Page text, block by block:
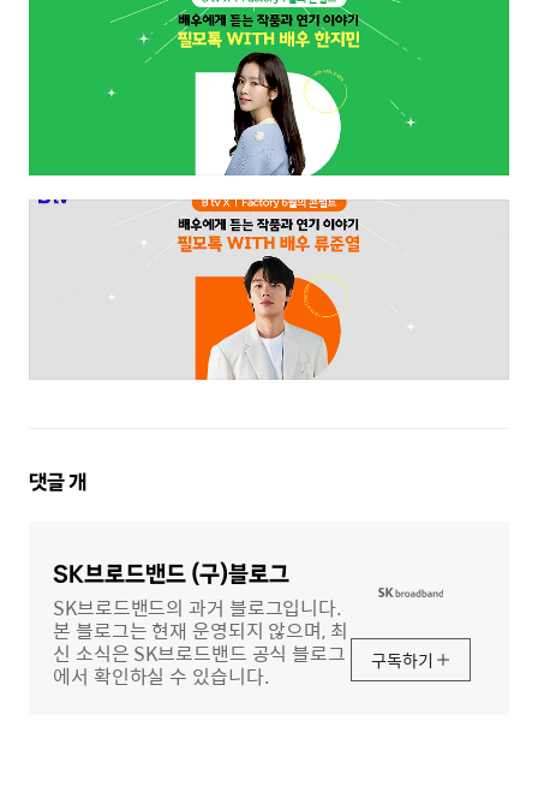
댓
댓글개
SK브로드밴드 (구)블로그
SK브로드밴드의 과거 블로그입니다.
본 블로그는 현재 운영되지 않으며, 최
신 소식은 SK브로드밴드 공식 블로그
에서 확인하실 수 있습니다.
구독하기